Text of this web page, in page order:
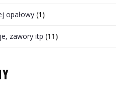
opałowy (1)
zawory itp (11)